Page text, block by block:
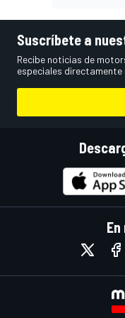
Suscríbete a
Recibe noticias de
especiales